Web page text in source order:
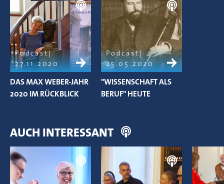
Podcast
27.11.2020
DAS MAX WEBER-JAHR
2020 IM RÜCKBLICK
Podcast
25.05.2020
"WISSENSCHAFT ALS
BERUF" HEUTE
AUCH INTERESSANT